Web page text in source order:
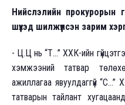
Нийслэлийн прокурорын
шүүхэд шилжүүлсэн зарим
- Ц.Ц нь “Т...” ХХК-ийн
хэмжээний татвар
ажиллагаа явуулдаггүй
татварын тайлант